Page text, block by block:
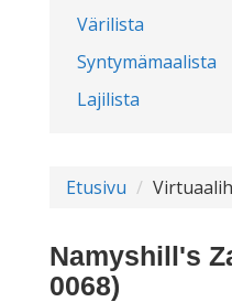
Värilista
Syntymämaalista
Lajilista
Etusivu
Namyshill's
0068)